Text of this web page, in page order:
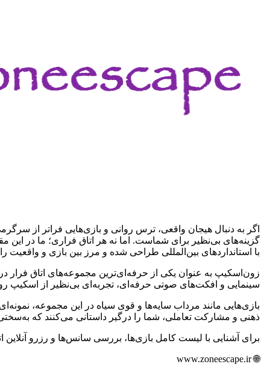
اگر به دنبال هیجان واقعی، ترس روانی و بازی‌هایی فراتر از
گزینه‌های بی‌نظیر برای شماست. اما نه هر اتاق فراری؛ ما در این
با استانداردهای بین‌المللی طراحی شده و مرز بین بازی و واقعیت
زون‌اسکیپ به عنوان یکی از حرفه‌ای‌ترین مجموعه‌های اتاق فرار
سینمایی و افکت‌های صوتی حرفه‌ای، تجربه‌ای بی‌نظیر از اسکیپ
بازی‌هایی مانند مرداب سایه‌ها و قوی سیاه در این مجموعه،
ذهنی و مشارکت تعاملی، شما را درگیر داستانی می‌کنند که
برای آشنایی با لیست کامل بازی‌ها، بررسی سانس‌ها و رزرو
🌐 www.zoneescape.ir